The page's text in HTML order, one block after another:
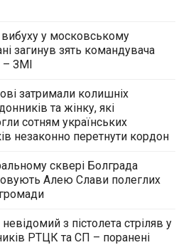
вибуху у московському
загинув зять командувача
ЗМІ
затримали колишніх
та жінку, які
сотням українських
незаконно перетнути кордон
сквері Болграда
Алею Слави полеглих
з пістолета стріляв у
РТЦК та СП – поранені